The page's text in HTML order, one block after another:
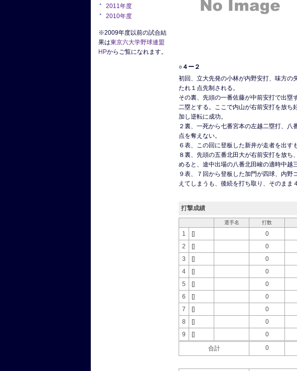
2011年度
2010年度
※2009年度以前の試合結
果は東京六大学野球連盟
HPからご覧になれます。
○４ー２
初回、立大先発の小林が内野安打、味方の
たれ１点先制される。
その裏、先頭の一番佐藤が中前安打で出
二塁とする。ここで内山が右前安打を放ち
加し逆転に成功。
２裏、一死から七番宮本の左越二塁打、
点を奪えない。
６表、この回に登板した新井が走者を出す
８裏、先頭の五番北田大が右前安打を放
めると、途中出場の八番北田峻の適時中越
９表、７回から登板した加門が四球、内
えてしまうも、後続を打ち取り、そのまま
打撃成績
選手名 打数
1 [] 0
2
[] 0
3
[] 0
4
[] 0
5
[] 0
6
[] 0
7
[] 0
8
[] 0
9
[] 0
合計
0